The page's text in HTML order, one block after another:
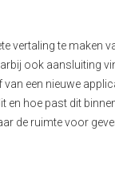
te maken
ook aansluiting
een nieuwe
hoe past dit
de ruimte voor